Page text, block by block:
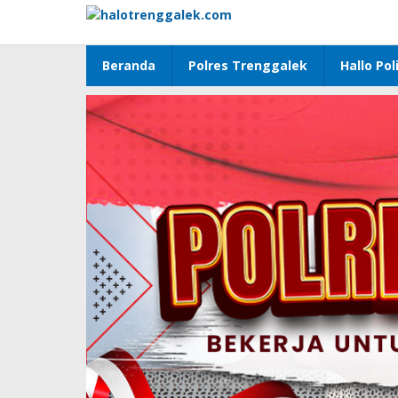
konten
Beranda Polres Trenggalek Hallo